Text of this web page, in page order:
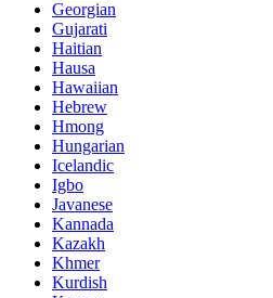
Georgian
Gujarati
Haitian
Hausa
Hawaiian
Hebrew
Hmong
Hungarian
Icelandic
Igbo
Javanese
Kannada
Kazakh
Khmer
Kurdish